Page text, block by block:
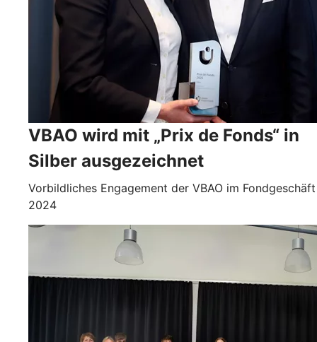
VBAO wird mit „Prix de Fonds“ in
Silber ausgezeichnet
Vorbildliches Engagement der VBAO im Fondgeschäft
2024